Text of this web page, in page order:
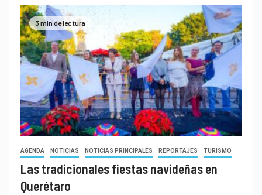
3 min de lectura
AGENDA NOTICIAS NOTICIAS PRINCIPALES REPORTAJES TURISMO
Las tradicionales fiestas navideñas en
Querétaro